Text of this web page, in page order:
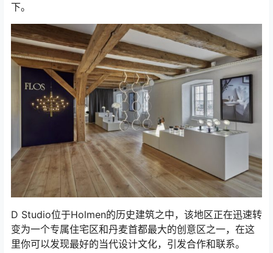
下。
D Studio位于Holmen的历史建筑之中，该地区正在迅速转
变为一个专属住宅区和丹麦首都最大的创意区之一，在这
里你可以发现最好的当代设计文化，引发合作和联系。